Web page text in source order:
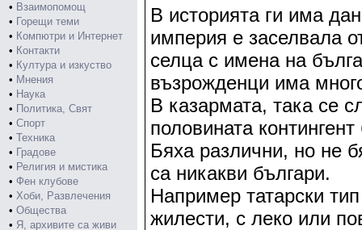
• Взаимопомощ
• Горещи теми
• Компютри и Интернет
• Контакти
• Култура и изкуство
• Мнения
• Наука
• Политика, Свят
• Спорт
• Техника
• Градове
• Религия и мистика
• Фен клубове
• Хоби, Развлечения
• Общества
• Я, архивите са живи
В историята ги има
империя е заселвала
селца с имена на
възрожденци има
В казармата, така се
половината
Бяха различни, но не
са никакви българи.
Например татарски
жилести, с леко или